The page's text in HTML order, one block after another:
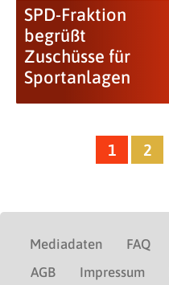
SPD-Fraktion
begrüßt
Zuschüsse für
Sportanlagen
1 2
Mediadaten FAQ
AGB
Impressum